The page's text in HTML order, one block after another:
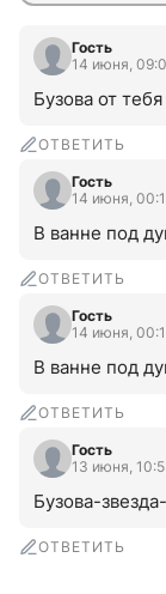
Гость
14 июня,
Бузова от
ОТВЕТИТЬ
Гость
14 июня,
В ванне под
ОТВЕТИТЬ
Гость
14 июня,
В ванне под
ОТВЕТИТЬ
Гость
13 июня,
Бузова-
ОТВЕТИТЬ